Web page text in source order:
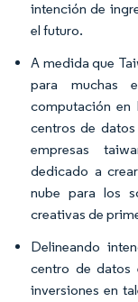
intención de
el futuro.
A medida que
para muchas
computación en
centros de
empresas
dedicado a
nube para los
creativas de
Delineando
centro de datos
inversiones en